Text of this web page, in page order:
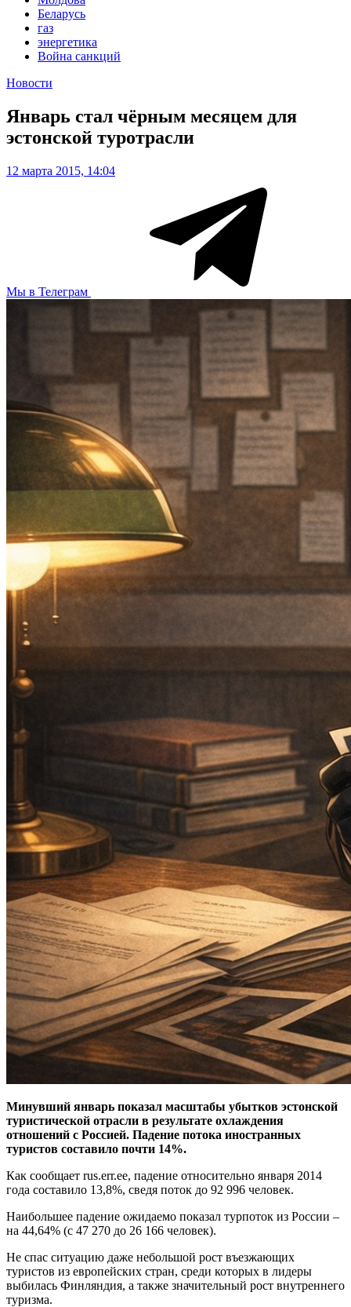
Беларусь
газ
энергетика
Война санкций
Новости
Январь стал чёрным месяцем для
эстонской туротрасли
12 марта 2015, 14:04
Мы в Телеграм
Минувший январь показал масштабы убытков эстонской
туристической отрасли в результате охлаждения
отношений с Россией. Падение потока иностранных
туристов составило почти 14%.
Как сообщает rus.err.ee, падение относительно января 2014
года составило 13,8%, сведя поток до 92 996 человек.
Наибольшее падение ожидаемо показал турпоток из России –
на 44,64% (с 47 270 до 26 166 человек).
Не спас ситуацию даже небольшой рост въезжающих
туристов из европейских стран, среди которых в лидеры
выбилась Финляндия, а также значительный рост внутреннего
туризма.